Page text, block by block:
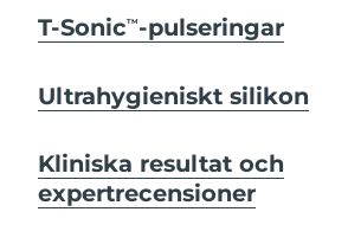
T-SonicTM -pulseringar
Ultrahygieniskt silikon
Kliniska resultat och
expertrecensioner